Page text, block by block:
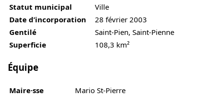
Statut municipal
Ville
Date d’incorporation
28 février 2003
Gentilé
Saint-Pien, Saint-Pienne
Superficie
108,3 km²
Équipe
Maire·sse
Mario St-Pierre